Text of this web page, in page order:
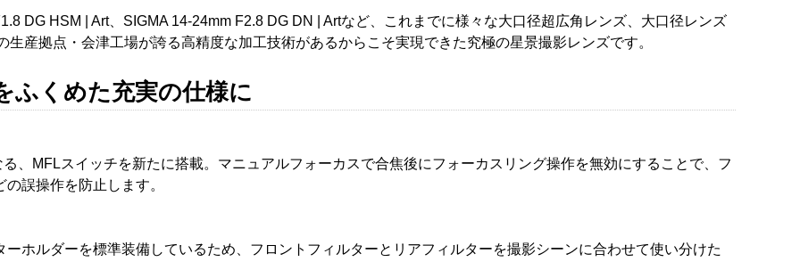
DG HSM | Art、SIGMA 14-24mm F2.8 DG DN | Artなど、これまでに様々な大口径超広角レンズ、大口径レンズ
産拠点・会津工場が誇る高精度な加工技術があるからこそ実現できた究極の星景撮影レンズです。
ふくめた充実の仕様に
、MFLスイッチを新たに搭載。マニュアルフォーカスで合焦後にフォーカスリング操作を無効にすることで、フ
誤操作を防止します。
ホルダーを標準装備しているため、フロントフィルターとリアフィルターを撮影シーンに合わせて使い分けた